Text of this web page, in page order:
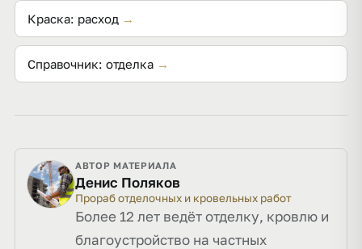
Краска: расход →
Справочник: отделка →
АВТОР МАТЕРИАЛА
Денис Поляков
Прораб отделочных и кровельных работ
Более 12 лет ведёт отделку, кровлю и
благоустройство на частных